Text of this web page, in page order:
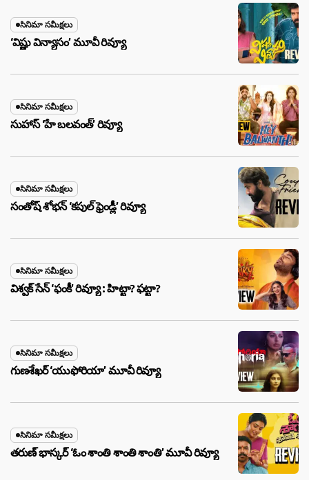
సినిమా సమీక్షలు
‘విష్ణు విన్యాసం’ మూవీ రివ్యూ
సినిమా సమీక్షలు
సుహాస్ ‘హే బలవంత్’ రివ్యూ
సినిమా సమీక్షలు
సంతోష్ శోభన్ ‘కపుల్ ఫ్రెండ్లీ’ రివ్యూ
సినిమా సమీక్షలు
విశ్వక్ సేన్ ‘ఫంకీ’ రివ్యూ : హిట్టా? ఫట్టా?
సినిమా సమీక్షలు
గుణశేఖర్ ‘యుఫోరియా’ మూవీ రివ్యూ
సినిమా సమీక్షలు
తరుణ్ భాస్కర్ ‘ఓం శాంతి శాంతి శాంతి’ మూవీ రివ్యూ